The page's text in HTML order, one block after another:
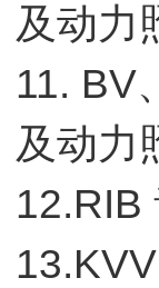
及动力
11. BV
及动力
12.RIB